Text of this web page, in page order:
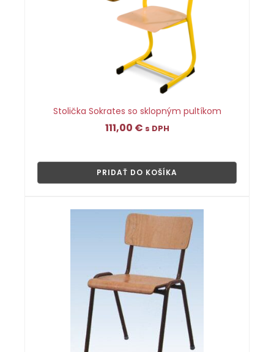
Stolička Sokrates so sklopným pultíkom
111,00 € s DPH
PRIDAŤ DO KOŠÍKA